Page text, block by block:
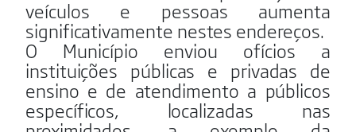
veículos e pessoas aumenta
significativamente nestes endereços.
O Município enviou ofícios a
instituições públicas e privadas de
ensino e de atendimento a públicos
específicos, localizadas nas